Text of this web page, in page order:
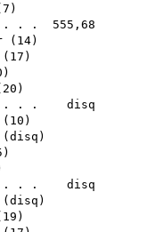
7 )
. 555,68
( 14)
( 17 )
)
20 )
. . disq
( 10 )
( disq )
)
. . disq
( disq )
19 )